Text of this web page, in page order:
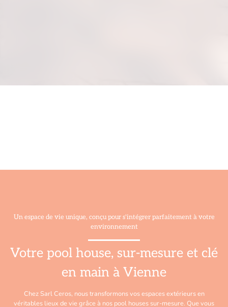
Un espace de vie unique, conçu pour s'intégrer parfaitement à votre
environnement
Votre pool house, sur-mesure et clé
en main à Vienne
Chez Sarl Ceros, nous transformons vos espaces extérieurs en
véritables lieux de vie grâce à nos pool houses sur-mesure. Que vous